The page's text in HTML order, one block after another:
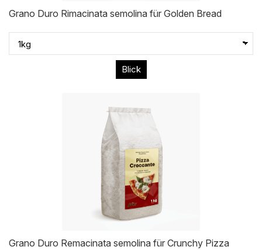
Grano Duro Rimacinata semolina für Golden Bread
Blick
Grano Duro Remacinata semolina für Crunchy Pizza